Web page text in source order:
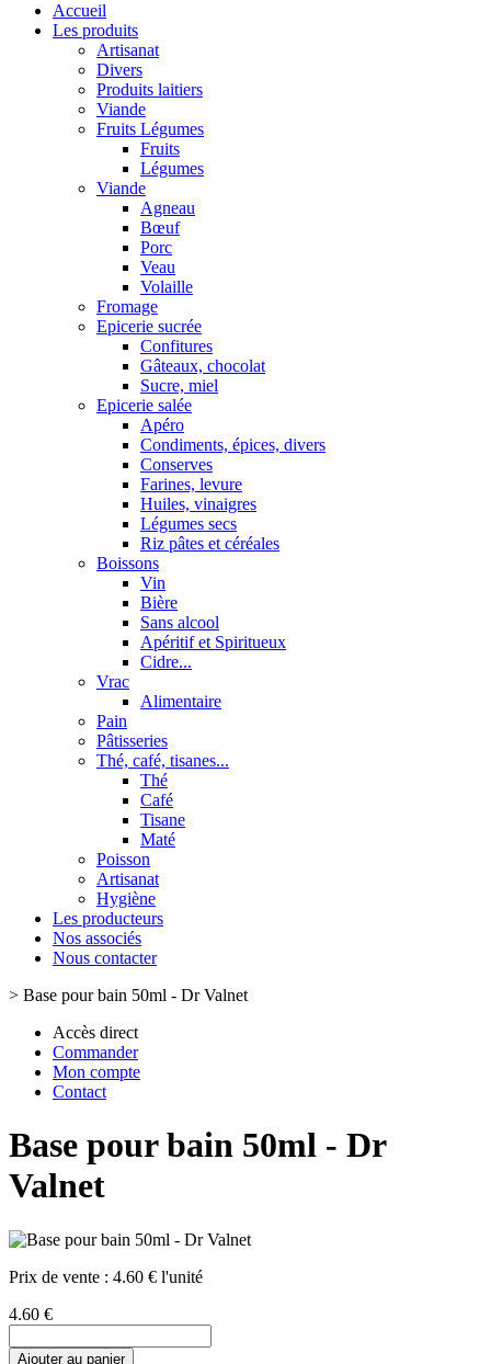
Accueil
Les produits
Artisanat
Divers
Produits laitiers
Viande
Fruits Légumes
Fruits
Légumes
Viande
Agneau
Bœuf
Porc
Veau
Volaille
Fromage
Epicerie sucrée
Confitures
Gâteaux, chocolat
Sucre, miel
Epicerie salée
Apéro
Condiments, épices, divers
Conserves
Farines, levure
Huiles, vinaigres
Légumes secs
Riz pâtes et céréales
Boissons
Vin
Bière
Sans alcool
Apéritif et Spiritueux
Cidre...
Vrac
Alimentaire
Pain
Pâtisseries
Thé, café, tisanes...
Thé
Café
Tisane
Maté
Poisson
Artisanat
Hygiène
Les producteurs
Nos associés
Nous contacter
> Base pour bain 50ml - Dr Valnet
Accès direct
Commander
Mon compte
Contact
Base pour bain 50ml - Dr
Valnet
Prix de vente : 4.60 € l'unité
4.60 €
Ajouter au panier